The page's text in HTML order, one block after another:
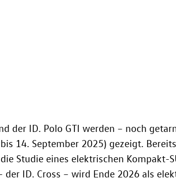
der ID. Polo GTI werden – noch
14. September 2025) gezeigt.
Studie eines elektrischen Kompakt-
der ID. Cross – wird Ende 2026 als